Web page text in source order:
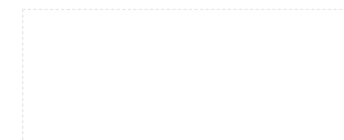
n
a
t
i
v
e